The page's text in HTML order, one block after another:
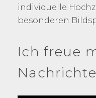
individuelle
besonderen
Ich freue